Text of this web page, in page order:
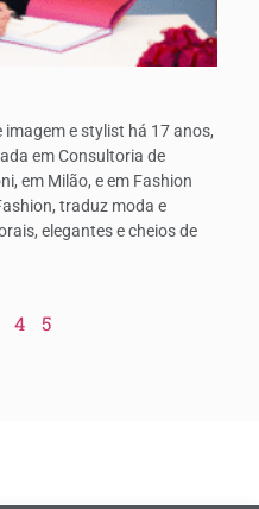
e stylist há 17 anos,
em Consultoria de
em Milão, e em Fashion
traduz moda e
elegantes e cheios de
4 5